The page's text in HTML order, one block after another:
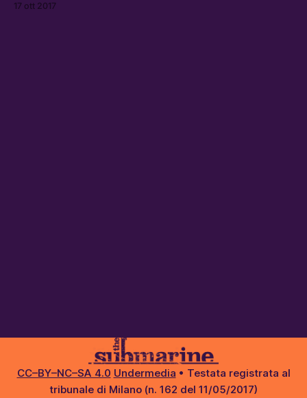
17 ott 2017
CC–BY–NC–SA 4.0 Undermedia • Testata registrata al
tribunale di Milano (n. 162 del 11/05/2017)